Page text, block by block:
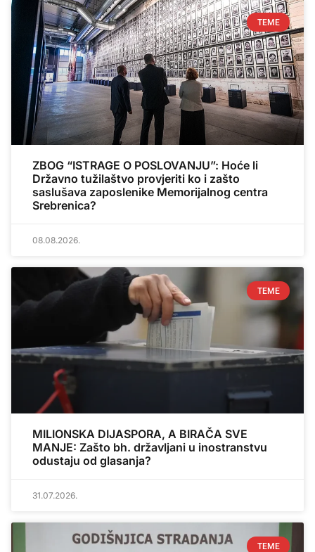
TEME
ZBOG “ISTRAGE O POSLOVANJU”: Hoće li
Državno tužilaštvo provjeriti ko i zašto
saslušava zaposlenike Memorijalnog centra
Srebrenica?
08.08.2026.
TEME
MILIONSKA DIJASPORA, A BIRAČA SVE
MANJE: Zašto bh. državljani u inostranstvu
odustaju od glasanja?
31.07.2026.
TEME